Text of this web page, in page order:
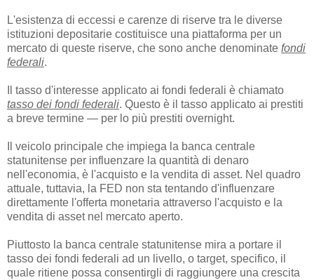
L'esistenza di eccessi e carenze di riserve tra le diverse
istituzioni depositarie costituisce una piattaforma per un
mercato di queste riserve, che sono anche denominate fondi
federali.
Il tasso d'interesse applicato ai fondi federali è chiamato
tasso dei fondi federali. Questo è il tasso applicato ai prestiti
a breve termine — per lo più prestiti overnight.
Il veicolo principale che impiega la banca centrale
statunitense per influenzare la quantità di denaro
nell'economia, è l'acquisto e la vendita di asset. Nel quadro
attuale, tuttavia, la FED non sta tentando d'influenzare
direttamente l'offerta monetaria attraverso l'acquisto e la
vendita di asset nel mercato aperto.
Piuttosto la banca centrale statunitense mira a portare il
tasso dei fondi federali ad un livello, o target, specifico, il
quale ritiene possa consentirgli di raggiungere una crescita